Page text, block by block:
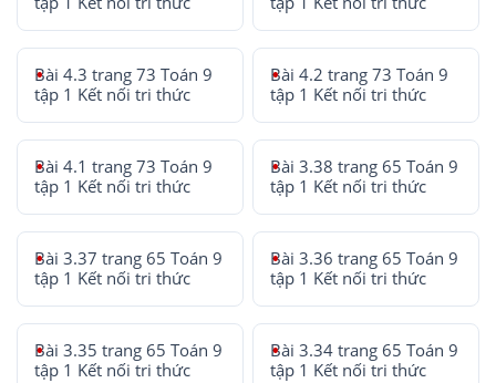
Bài 4.3 trang 73 Toán 9
tập 1 Kết nối tri thức
Bài 4.2 trang 73 Toán 9
tập 1 Kết nối tri thức
Bài 4.1 trang 73 Toán 9
tập 1 Kết nối tri thức
Bài 3.38 trang 65 Toán 9
tập 1 Kết nối tri thức
Bài 3.37 trang 65 Toán 9
tập 1 Kết nối tri thức
Bài 3.36 trang 65 Toán 9
tập 1 Kết nối tri thức
Bài 3.35 trang 65 Toán 9
tập 1 Kết nối tri thức
Bài 3.34 trang 65 Toán 9
tập 1 Kết nối tri thức